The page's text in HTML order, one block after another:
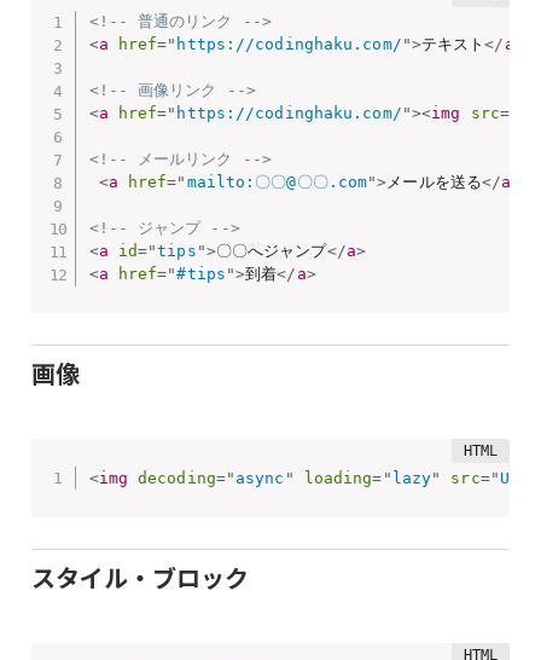
<!-- 普通のリンク -->
<a href=" https://codinghaku.com/ ">テキスト</ a
<!-- 画像リンク -->
<a href=" https://codinghaku.com/ "><img src="
<!-- メールリンク -->
<a href=" mailto:〇〇@〇〇.com">メールを送る</a
<!-- ジャンプ -->
<a id="tips ">〇〇へジャンプ</a>
<a href="#tips ">到着</ a>
画像
<img decoding=" async " loading= " lazy" src=" URL
スタイル・ブロック